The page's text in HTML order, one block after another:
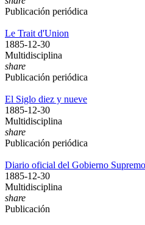
Publicación periódica
Le Trait d'Union
1885-12-30
Multidisciplina
share
Publicación periódica
El Siglo diez y nueve
1885-12-30
Multidisciplina
share
Publicación periódica
Diario oficial del Gobierno
1885-12-30
Multidisciplina
share
Publicación